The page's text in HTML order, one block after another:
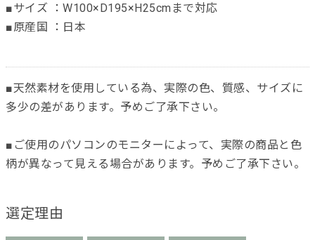
■サイズ ：W100×D195×H25cmまで対応
■原産国 ：日本
■天然素材を使用している為、実際の色、質感、サイズに
多少の差があります。予めご了承下さい。
■ご使用のパソコンのモニターによって、実際の商品と色
柄が異なって見える場合があります。予めご了承下さい。
選定理由